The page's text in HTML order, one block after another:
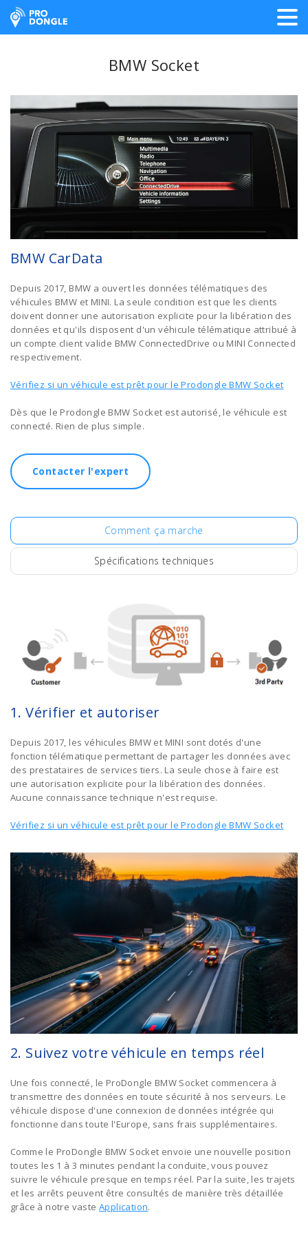
ProDongle Géolocalisation
BMW Socket
BMW CarData
Depuis 2017, BMW a ouvert les données télématiques des
véhicules BMW et MINI. La seule condition est que les clients
doivent donner une autorisation explicite pour la libération des
données et qu'ils disposent d'un véhicule télématique attribué à
un compte client valide BMW ConnectedDrive ou MINI Connected
respectivement.
Vérifiez si un véhicule est prêt pour le Prodongle BMW Socket
Dès que le Prodongle BMW Socket est autorisé, le véhicule est
connecté. Rien de plus simple.
Contacter l'expert
Comment ça marche
Spécifications techniques
1. Vérifier et autoriser
Depuis 2017, les véhicules BMW et MINI sont dotés d'une
fonction télématique permettant de partager les données avec
des prestataires de services tiers. La seule chose à faire est
une autorisation explicite pour la libération des données.
Aucune connaissance technique n'est requise.
Vérifiez si un véhicule est prêt pour le Prodongle BMW Socket
2. Suivez votre véhicule en temps réel
Une fois connecté, le ProDongle BMW Socket commencera à
transmettre des données en toute sécurité à nos serveurs. Le
véhicule dispose d'une connexion de données intégrée qui
fonctionne dans toute l'Europe, sans frais supplémentaires.
Comme le ProDongle BMW Socket envoie une nouvelle position
toutes les 1 à 3 minutes pendant la conduite, vous pouvez
suivre le véhicule presque en temps réel. Par la suite, les trajets
et les arrêts peuvent être consultés de manière très détaillée
grâce à notre vasteApplication.